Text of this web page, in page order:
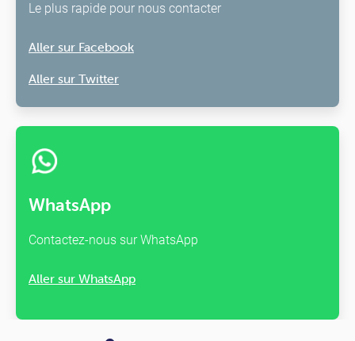
Le plus rapide pour nous contacter
Aller sur Facebook
Aller sur Twitter
WhatsApp
Contactez-nous sur WhatsApp
Aller sur WhatsApp